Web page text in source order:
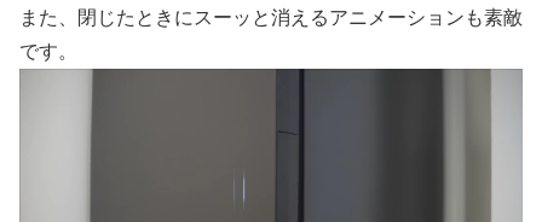
また、閉じたときにスーッと消えるアニメーションも素敵
です。